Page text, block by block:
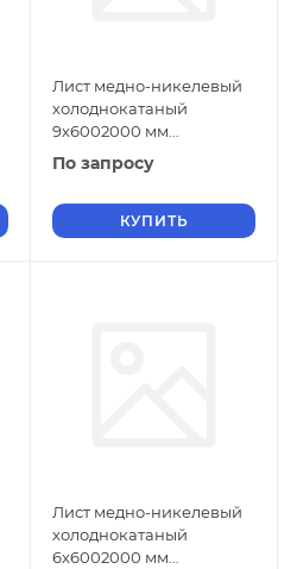
Лист медно-никелевый
холоднокатаный
9х6002000 мм
МНЖМц30-1-1 ГОСТ 5063-
По запросу
КУПИТЬ
Лист медно-никелевый
холоднокатаный
6х6002000 мм